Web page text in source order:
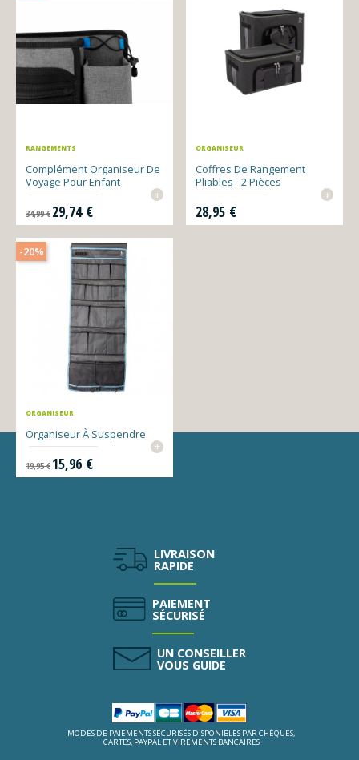
RANGEMENTS
Complément Organiseur De
Voyage Pour Enfant
+
Prix de base
34,99 €
Prix
29,74 €
ORGANISEUR
Coffres De Rangement
Pliables - 2 Pièces
+
Prix
28,95 €
ORGANISEUR
Organiseur À Suspendre
+
Prix de base
19,95 €
Prix
15,96 €
-20%
LIVRAISON
RAPIDE
PAIEMENT
SÉCURISÉ
UN CONSEILLER
VOUS GUIDE
MODES DE PAIEMENTS SÉCURISÉS DISPONIBLES PAR CHÈQUES,
CARTES, PAYPAL ET VIREMENTS BANCAIRES